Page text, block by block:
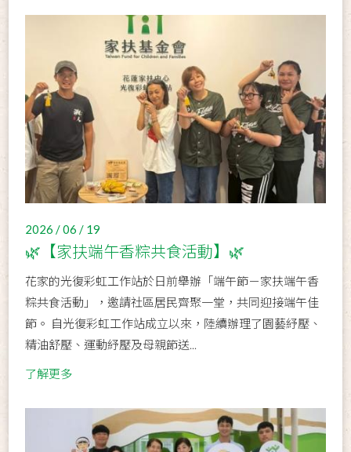
2026 / 06 / 19
🌿【家扶端午香粽共食活動】🌿
花家的光復彩虹工作站於日前舉辦「端午節－家扶端午香
粽共食活動」，邀請社區居民齊聚一堂，共同迎接端午佳
節。 自光復彩虹工作站成立以來，陸續辦理了園藝紓壓、
精油舒壓、運動紓壓及母親節送...
了解更多